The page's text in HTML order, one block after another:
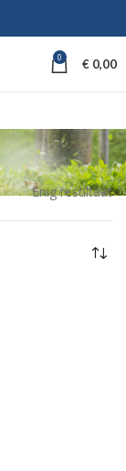
0 € 0,00
Enig resultaat